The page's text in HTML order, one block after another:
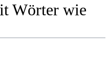
Wörter wie